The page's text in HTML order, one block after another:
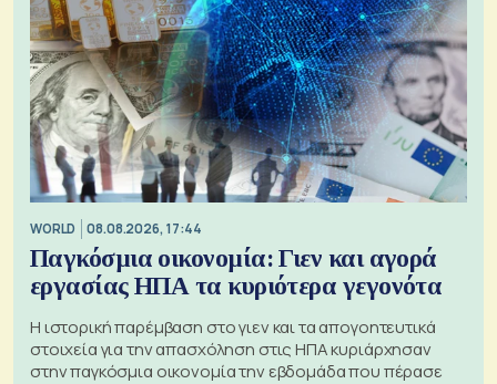
WORLD 08.08.2026, 17:44
Παγκόσμια οικονομία: Γιεν και αγορά
εργασίας ΗΠΑ τα κυριότερα γεγονότα
Η ιστορική παρέμβαση στο γιεν και τα απογοητευτικά
στοιχεία για την απασχόληση στις ΗΠΑ κυριάρχησαν
στην παγκόσμια οικονομία την εβδομάδα που πέρασε